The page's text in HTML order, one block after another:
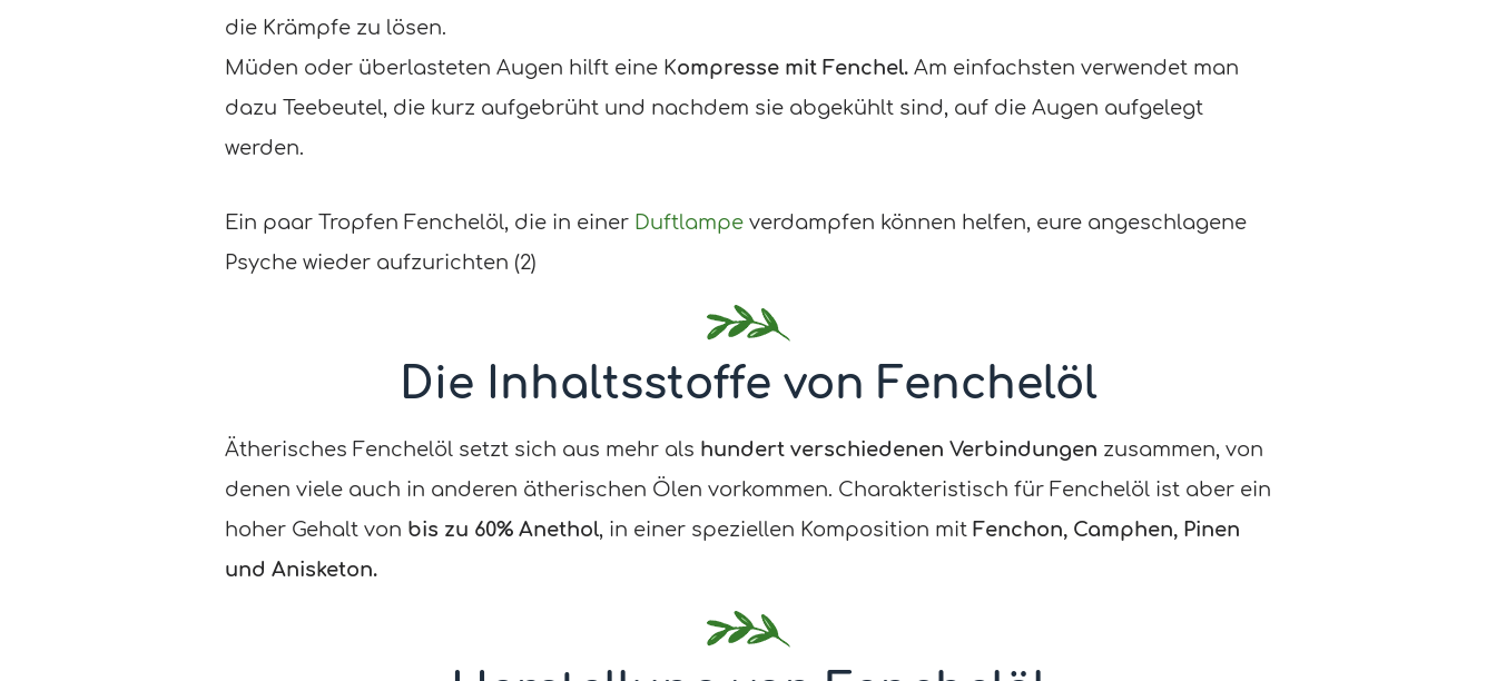
die Krämpfe zu lösen.
Müden oder überlasteten Augen hilft eine Kompresse mit Fenchel. Am einfachsten verwendet man
dazu Teebeutel, die kurz aufgebrüht und nachdem sie abgekühlt sind, auf die Augen aufgelegt
werden.
Ein paar Tropfen Fenchelöl, die in einer Duftlampe verdampfen können helfen, eure angeschlagene
Psyche wieder aufzurichten (2)
Die Inhaltsstoffe von Fenchelöl
Ätherisches Fenchelöl setzt sich aus mehr als hundert verschiedenen Verbindungen zusammen, von
denen viele auch in anderen ätherischen Ölen vorkommen. Charakteristisch für Fenchelöl ist aber ein
hoher Gehalt von bis zu 60% Anethol, in einer speziellen Komposition mit Fenchon, Camphen, Pinen
und Anisketon.